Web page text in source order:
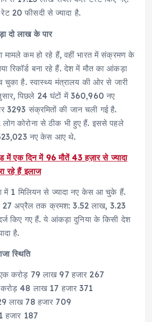
रेट 20 फीसदी से ज्यादा है.
दो लाख के पार
मामले कम हो रहे हैं, वहीं भारत में संक्रमण के
रिकॉर्ड बना रहे हैं. देश में मौत का आंकड़ा
चुका है. स्वास्थ्य मंत्रालय की ओर से जारी
पिछले 24 घंटों में 360,960 नए
3293 संक्रमितों की जान चली गई है.
कोरोना से ठीक भी हुए हैं. इससे पहले
नए केस आए थे.
में एक दिन में 96 मौतें 43 हज़ार से ज्यादा
रहे हैं इलाज
में 1 मिलियन से ज्यादा नए केस आ चुके हैं.
अप्रैल तक क्रमश: 3.52 लाख, 3.23
किए गए हैं. ये आंकड़ा दुनिया के किसी देश
है.
स्थिति
करोड़ 79 लाख 97 हजार 267
48 लाख 17 हजार 371
लाख 78 हजार 709
हजार 187